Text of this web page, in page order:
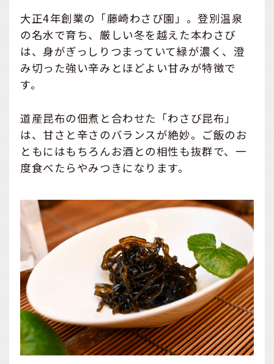
大正4年創業の「藤崎わさび園」。登別温泉
の名水で育ち、厳しい冬を越えた本わさび
は、身がぎっしりつまっていて緑が濃く、澄
み切った強い辛みとほどよい甘みが特徴で
す。
道産昆布の佃煮と合わせた「わさび昆布」
は、甘さと辛さのバランスが絶妙。ご飯のお
ともにはもちろんお酒との相性も抜群で、一
度食べたらやみつきになります。